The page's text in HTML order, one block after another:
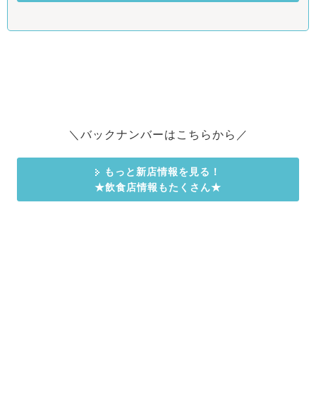
＼バックナンバーはこちらから／
もっと新店情報を見る！
★飲食店情報もたくさん★